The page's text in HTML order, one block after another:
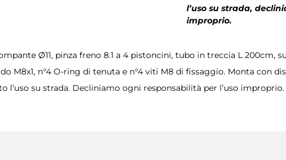
l’uso su strada,
improprio.
Ø11, pinza freno 8.1 a 4 pistoncini, tubo in treccia L 200cm,
M8x1, n°4 O-ring di tenuta e n°4 viti M8 di fissaggio. Monta con
l’uso su strada. Decliniamo ogni responsabilità per l’uso